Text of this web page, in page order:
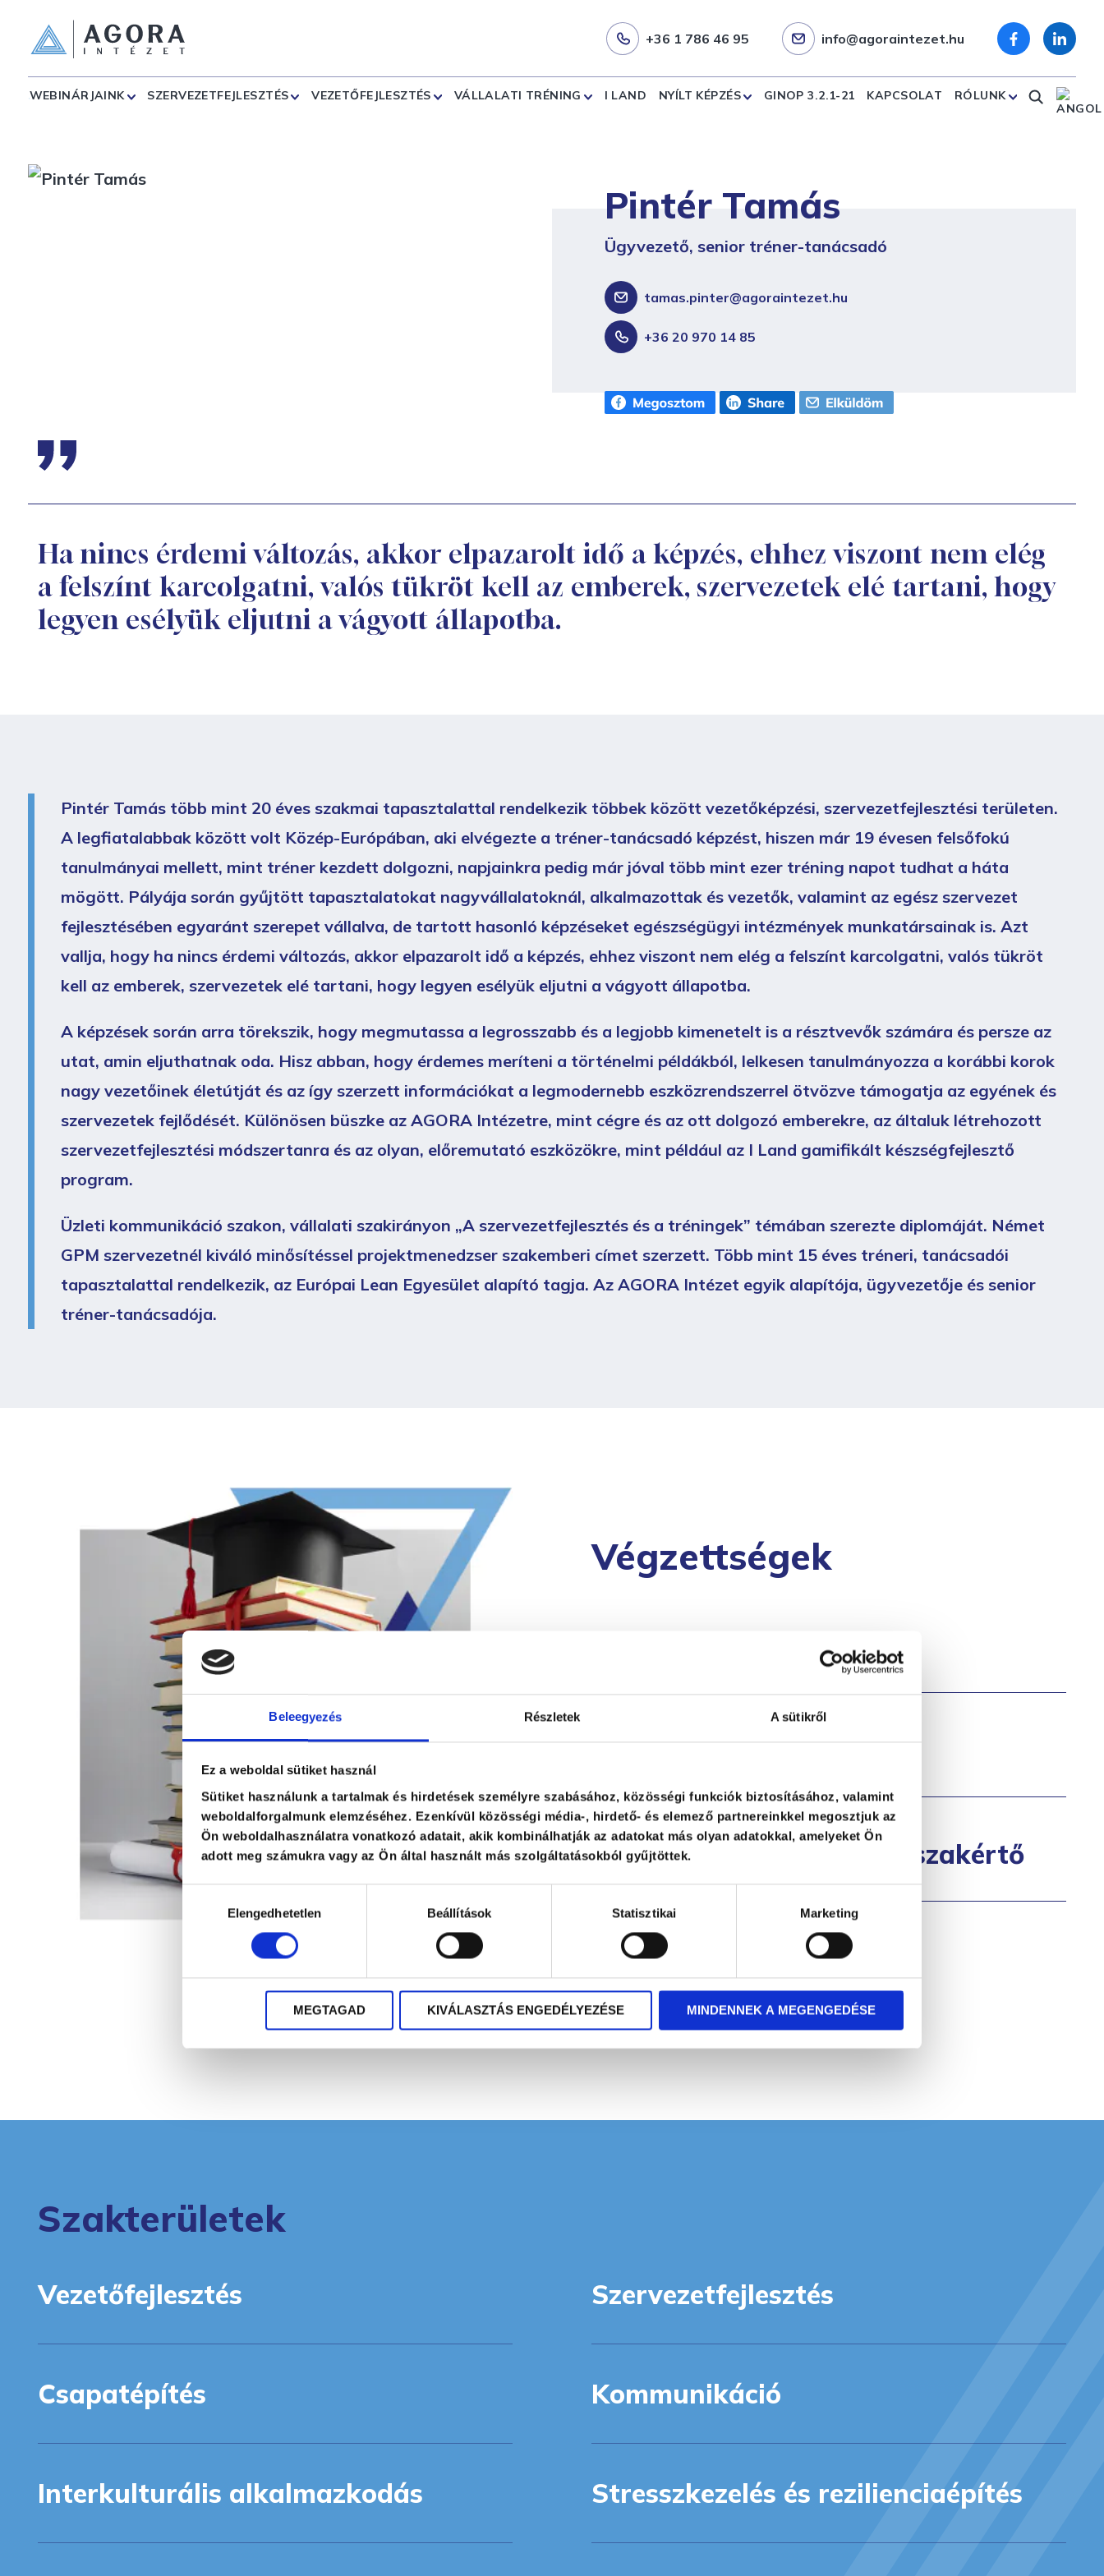
Beleegyezés Részletek A sütikről
Ez a weboldal sütiket használ
Sütiket használunk a tartalmak és hirdetések személyre szabásához, közösségi funkciók biztosításához, valamint
weboldalforgalmunk elemzéséhez. Ezenkívül közösségi média-, hirdető- és elemező partnereinkkel megosztjuk az
Ön weboldalhasználatra vonatkozó adatait, akik kombinálhatják az adatokat más olyan adatokkal, amelyeket Ön
adott meg számukra vagy az Ön által használt más szolgáltatásokból gyűjtöttek.
Hozzájárulás
kiválasztásaElengedhetetlen Beállítások Statisztikai Marketing
MEGTAGAD KIVÁLASZTÁS ENGEDÉLYEZÉSE MINDENNEK A MEGENGEDÉSE
+36 1 786 46 95 info@agoraintezet.hu
WEBINÁRJAINK SZERVEZETFEJLESZTÉS VEZETŐFEJLESZTÉS VÁLLALATI TRÉNING I LAND NYÍLT KÉPZÉS GINOP 3.2.1-21 KAPCSOLAT RÓLUNK
Pintér Tamás
Ügyvezető, senior tréner-tanácsadó
tamas.pinter@agoraintezet.hu
+36 20 970 14 85
Ha nincs érdemi változás, akkor elpazarolt idő a képzés, ehhez viszont nem elég
a felszínt karcolgatni, valós tükröt kell az emberek, szervezetek elé tartani, hogy
legyen esélyük eljutni a vágyott állapotba.
Pintér Tamás több mint 20 éves szakmai tapasztalattal rendelkezik többek között vezetőképzési, szervezetfejlesztési területen.
A legfiatalabbak között volt Közép-Európában, aki elvégezte a tréner-tanácsadó képzést, hiszen már 19 évesen felsőfokú
tanulmányai mellett, mint tréner kezdett dolgozni, napjainkra pedig már jóval több mint ezer tréning napot tudhat a háta
mögött. Pályája során gyűjtött tapasztalatokat nagyvállalatoknál, alkalmazottak és vezetők, valamint az egész szervezet
fejlesztésében egyaránt szerepet vállalva, de tartott hasonló képzéseket egészségügyi intézmények munkatársainak is. Azt
vallja, hogy ha nincs érdemi változás, akkor elpazarolt idő a képzés, ehhez viszont nem elég a felszínt karcolgatni, valós tükröt
kell az emberek, szervezetek elé tartani, hogy legyen esélyük eljutni a vágyott állapotba.
A képzések során arra törekszik, hogy megmutassa a legrosszabb és a legjobb kimenetelt is a résztvevők számára és persze az
utat, amin eljuthatnak oda. Hisz abban, hogy érdemes meríteni a történelmi példákból, lelkesen tanulmányozza a korábbi korok
nagy vezetőinek életútját és az így szerzett információkat a legmodernebb eszközrendszerrel ötvözve támogatja az egyének és
szervezetek fejlődését. Különösen büszke az AGORA Intézetre, mint cégre és az ott dolgozó emberekre, az általuk létrehozott
szervezetfejlesztési módszertanra és az olyan, előremutató eszközökre, mint például az I Land gamifikált készségfejlesztő
program.
Üzleti kommunikáció szakon, vállalati szakirányon „A szervezetfejlesztés és a tréningek” témában szerezte diplomáját. Német
GPM szervezetnél kiváló minősítéssel projektmenedzser szakemberi címet szerzett. Több mint 15 éves tréneri, tanácsadói
tapasztalattal rendelkezik, az Európai Lean Egyesület alapító tagja. Az AGORA Intézet egyik alapítója, ügyvezetője és senior
tréner-tanácsadója.
Végzettségek
Tréner-tanácsadó
Üzleti kommunikátor
Projektmenedzsment-szakértő
Szakterületek
Vezetőfejlesztés
Csapatépítés
Interkulturális alkalmazkodás
Szervezetfejlesztés
Kommunikáció
Stresszkezelés és rezilienciaépítés